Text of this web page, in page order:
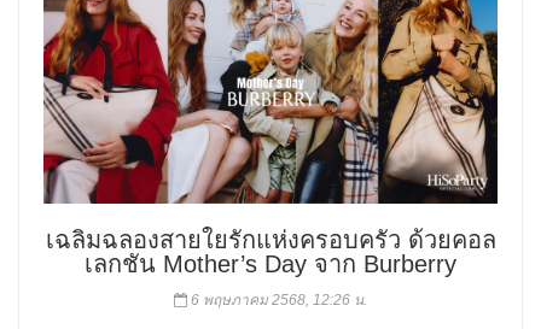
เฉลิมฉลองสายใยรักแห่งครอบครัว ด้วยคอล
เลกชัน Mother’s Day จาก Burberry
6 พฤษภาคม 2568, 12:26 น.